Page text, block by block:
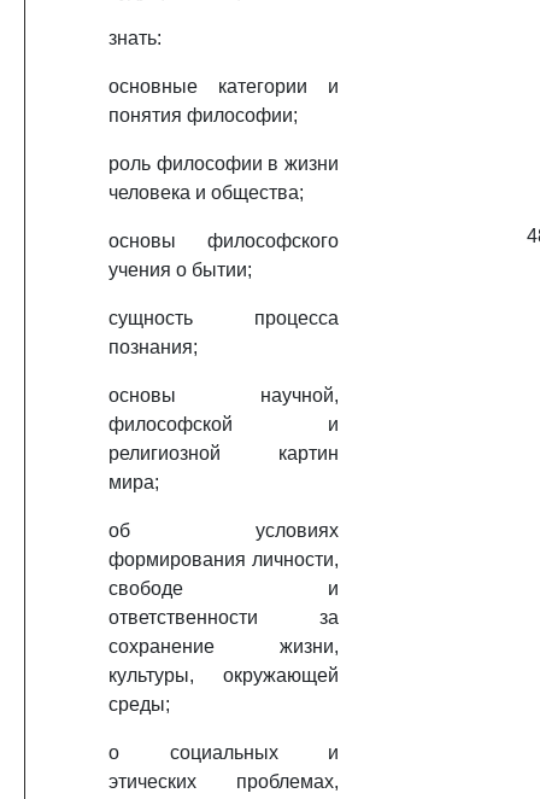
знать:
основные категории и
понятия философии;
роль философии в жизни
человека и общества;
основы философского
учения о бытии;
сущность процесса
познания;
основы научной,
философской и
религиозной картин
мира;
об условиях
формирования личности,
свободе и
ответственности за
сохранение жизни,
культуры, окружающей
среды;
о социальных и
этических проблемах,